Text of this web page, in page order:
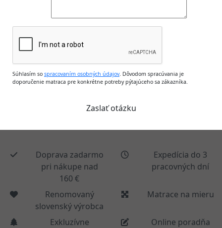
Súhlasím so spracovaním osobných údajov. Dôvodom spracúvania je
doporučenie matraca pre konkrétne potreby pýtajúceho sa zákazníka.
Doprava zadarmo
pri nákupe nad
160 €
Expedícia do 3
pracovných dní
Renomovaný
slovenský výrobca
Matrace na mieru
Exkluzívne
Online poradňa